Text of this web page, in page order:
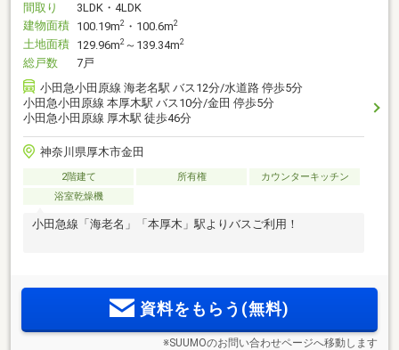
間取り
3LDK・4LDK
建物面積 100.19m2 ・100.6m2
土地面積 129.96m2 ～139.34m2
総戸数
7戸
小田急小田原線 海老名駅 バス12分/水道路 停歩5分
小田急小田原線 本厚木駅 バス10分/金田 停歩5分
小田急小田原線 厚木駅 徒歩46分
神奈川県厚木市金田
2階建て 所有権
カウンターキッチン
浴室乾燥機
小田急線「海老名」「本厚木」駅よりバスご利用！
資料をもらう(無料)
※SUUMOのお問い合わせページへ移動します